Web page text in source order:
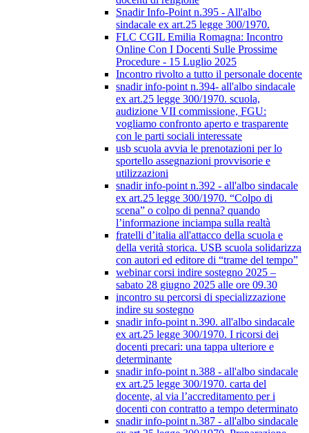
Snadir Info-Point n.395 - All'albo
sindacale ex art.25 legge 300/1970.
FLC CGIL Emilia Romagna: Incontro
Online Con I Docenti Sulle Prossime
Procedure - 15 Luglio 2025
Incontro rivolto a tutto il personale docente
snadir info-point n.394- all'albo sindacale
ex art.25 legge 300/1970. scuola,
audizione VII commissione, FGU:
vogliamo confronto aperto e trasparente
con le parti sociali interessate
usb scuola avvia le prenotazioni per lo
sportello assegnazioni provvisorie e
utilizzazioni
snadir info-point n.392 - all'albo sindacale
ex art.25 legge 300/1970. “Colpo di
scena” o colpo di penna? quando
l’informazione inciampa sulla realtà
fratelli d’italia all'attacco della scuola e
della verità storica. USB scuola solidarizza
con autori ed editore di “trame del tempo”
webinar corsi indire sostegno 2025 –
sabato 28 giugno 2025 alle ore 09.30
incontro su percorsi di specializzazione
indire su sostegno
snadir info-point n.390. all'albo sindacale
ex art.25 legge 300/1970. I ricorsi dei
docenti precari: una tappa ulteriore e
determinante
snadir info-point n.388 - all'albo sindacale
ex art.25 legge 300/1970. carta del
docente, al via l’accreditamento per i
docenti con contratto a tempo determinato
snadir info-point n.387 - all'albo sindacale